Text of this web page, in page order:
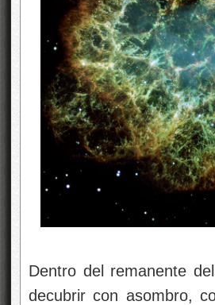
Dentro del remanente
decubrir con asombro,